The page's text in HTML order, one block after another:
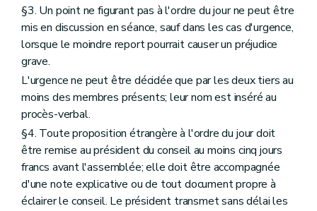
§3. Un point ne figurant pas à l'ordre du jour ne peut être
mis en discussion en séance, sauf dans les cas d'urgence,
lorsque le moindre report pourrait causer un préjudice
grave.
L'urgence ne peut être décidée que par les deux tiers au
moins des membres présents; leur nom est inséré au
procès-verbal.
§4. Toute proposition étrangère à l'ordre du jour doit
être remise au président du conseil au moins cinq jours
francs avant l'assemblée; elle doit être accompagnée
d'une note explicative ou de tout document propre à
éclairer le conseil. Le président transmet sans délai les